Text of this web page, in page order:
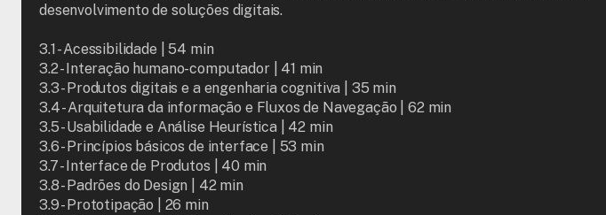
desenvolvimento de soluções digitais.
3.1 - Acessibilidade | 54 min
3.2 - Interação humano-computador | 41 min
3.3 - Produtos digitais e a engenharia cognitiva | 35 min
3.4 - Arquitetura da informação e Fluxos de Navegação | 62 min
3.5 - Usabilidade e Análise Heurística | 42 min
3.6 - Princípios básicos de interface | 53 min
3.7 - Interface de Produtos | 40 min
3.8 - Padrões do Design | 42 min
3.9 - Prototipação | 26 min